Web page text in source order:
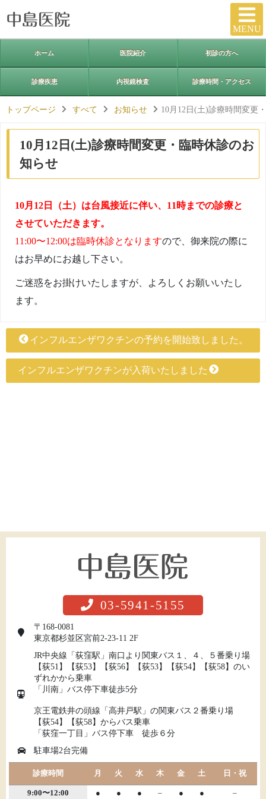
MENU
ホーム 医院紹介 初診の方へ
診療疾患 内視鏡検査 診療時間・アクセス
トップページ すべて お知らせ 10月12日(土)診療時間変更
10月12日(土)診療時間変更・臨時休診のお
知らせ
10月12日（土）は台風接近に伴い、11時までの診療と
させていただきます。
11:00〜12:00は臨時休診となりますので、御来院の際に
はお早めにお越し下さい。
ご迷惑をお掛けいたしますが、よろしくお願いいたし
ます。
インフルエンザワクチンの予約を開始致しました。
インフルエンザワクチンが入荷いたしました
03-5941-5155
〒168-0081
東京都杉並区宮前2-23-11 2F
JR中央線「荻窪駅」南口より関東バス１、４、５番乗り場
【荻51】【荻53】【荻56】【荻53】【荻54】【荻58】のい
ずれかから乗車
「川南」バス停下車徒歩5分
京王電鉄井の頭線「高井戸駅」の関東バス２番乗り場
【荻54】【荻58】からバス乗車
「荻窪一丁目」バス停下車 徒歩６分
駐車場2台完備
診療時間 月 火 水 木 金 土 日・祝
9:00〜12:00 ● ● ● – ● ● –